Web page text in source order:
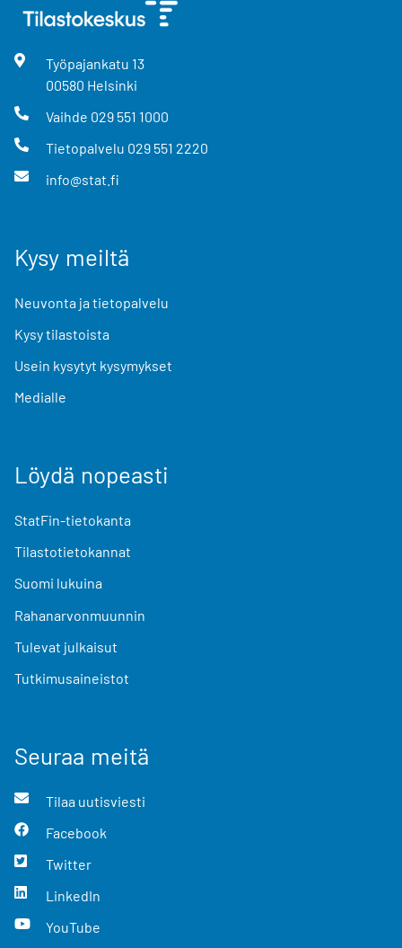
Työpajankatu 13
00580 Helsinki
Vaihde 029 551 1000
Tietopalvelu 029 551 2220
info@stat.fi
Kysy meiltä
Neuvonta ja tietopalvelu
Kysy tilastoista
Usein kysytyt kysymykset
Medialle
Löydä nopeasti
StatFin-tietokanta
Tilastotietokannat
Suomi lukuina
Rahanarvonmuunnin
Tulevat julkaisut
Tutkimusaineistot
Seuraa meitä
Tilaa uutisviesti
Facebook
Twitter
LinkedIn
YouTube